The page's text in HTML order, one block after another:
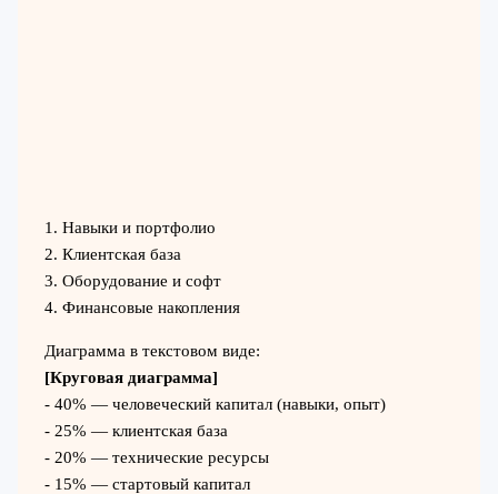
1. Навыки и портфолио
2. Клиентская база
3. Оборудование и софт
4. Финансовые накопления
Диаграмма в текстовом виде:
[Круговая диаграмма]
- 40% — человеческий капитал (навыки, опыт)
- 25% — клиентская база
- 20% — технические ресурсы
- 15% — стартовый капитал